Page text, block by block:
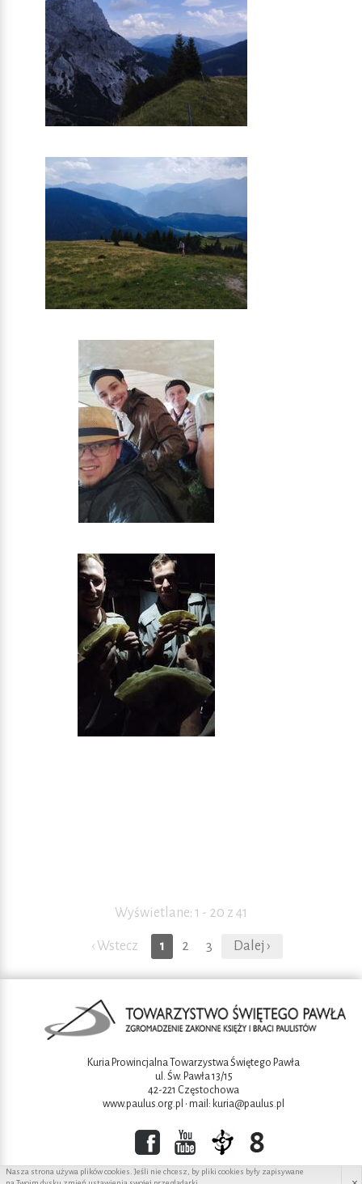
Wyświetlane: 1 - 20 z 41
‹ Wstecz 1 2 3 Dalej ›
Kuria Prowincjalna Towarzystwa Świętego Pawła
ul. Św. Pawła 13/15
42-221 Częstochowa
www.paulus.org.pl • mail: kuria@paulus.pl
Nasza strona używa plików cookies. Jeśli nie chcesz, by pliki cookies były zapisywane